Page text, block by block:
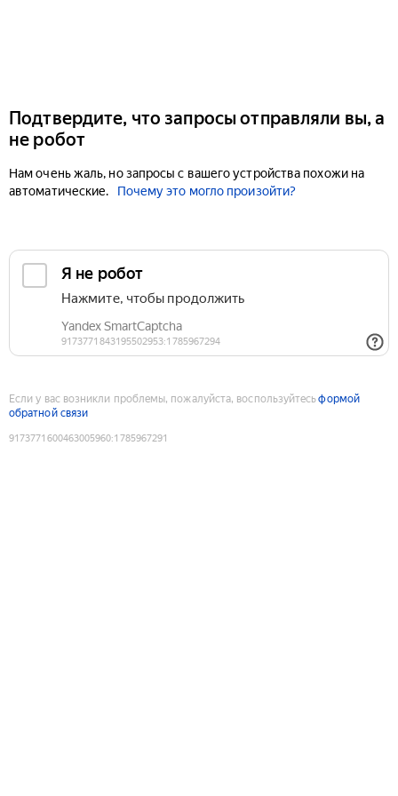
Подтвердите, что запросы отправляли вы, а
не робот
Нам очень жаль, но запросы с вашего устройства похожи на
автоматические.
Почему это могло произойти?
Если у вас возникли проблемы, пожалуйста, воспользуйтесьформой
обратной связи
9173771600463005960:1785967291